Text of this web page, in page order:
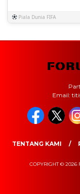
Piala Dunia FIFA
Email:
TENTANG KAMI
COPYRIGHT © 2026